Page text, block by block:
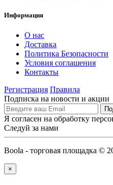
Информация
О нас
Доставка
Политика Безопасности
Условия соглашения
Контакты
Регистрация Правила
Подписка на новости и акции
Я согласен на обработку
Следуй за нами
Boola - торговая площадка ©
×